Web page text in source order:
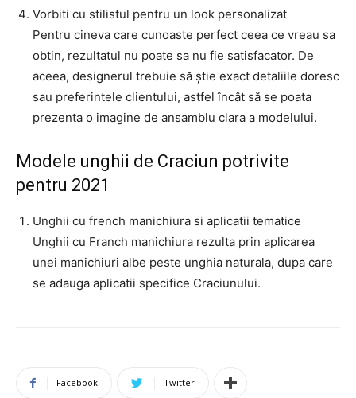
Vorbiti cu stilistul pentru un look personalizat
Pentru cineva care cunoaste perfect ceea ce vreau sa
obtin, rezultatul nu poate sa nu fie satisfacator. De
aceea, designerul trebuie să știe exact detaliile doresc
sau preferintele clientului, astfel încât să se poata
prezenta o imagine de ansamblu clara a modelului.
Modele unghii de Craciun potrivite
pentru 2021
Unghii cu french manichiura si aplicatii tematice
Unghii cu Franch manichiura rezulta prin aplicarea
unei manichiuri albe peste unghia naturala, dupa care
se adauga aplicatii specifice Craciunului.
Facebook Twitter